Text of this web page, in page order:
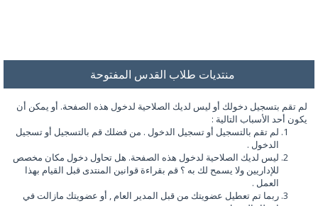
منتديات طلاب القدس المفتوحة
لم تقم بتسجيل دخولك أو ليس لديك الصلاحية لدخول هذه الصفحة. أو يمكن أن
يكون أحد الأسباب التالية :
لم تقم بالتسجيل أو تسجيل الدخول . من فضلك قم بالتسجيل أو تسجيل
الدخول .
ليس لديك الصلاحية لدخول هذه الصفحة. هل تحاول دخول مكان مخصص
للإداريين ولا يسمح لك به ؟ قم بقراءة قوانين المنتدى قبل القيام بهذا
العمل .
ربما تم تعطيل عضويتك من قبل المدير العام , أو عضويتك مازالت في